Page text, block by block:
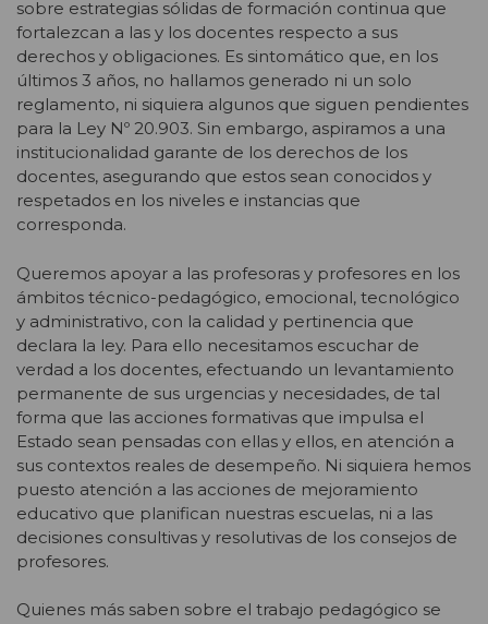
sobre estrategias sólidas de formación continua que
fortalezcan a las y los docentes respecto a sus
derechos y obligaciones. Es sintomático que, en los
últimos 3 años, no hallamos generado ni un solo
reglamento, ni siquiera algunos que siguen pendientes
para la Ley Nº 20.903. Sin embargo, aspiramos a una
institucionalidad garante de los derechos de los
docentes, asegurando que estos sean conocidos y
respetados en los niveles e instancias que
corresponda.
Queremos apoyar a las profesoras y profesores en los
ámbitos técnico-pedagógico, emocional, tecnológico
y administrativo, con la calidad y pertinencia que
declara la ley. Para ello necesitamos escuchar de
verdad a los docentes, efectuando un levantamiento
permanente de sus urgencias y necesidades, de tal
forma que las acciones formativas que impulsa el
Estado sean pensadas con ellas y ellos, en atención a
sus contextos reales de desempeño. Ni siquiera hemos
puesto atención a las acciones de mejoramiento
educativo que planifican nuestras escuelas, ni a las
decisiones consultivas y resolutivas de los consejos de
profesores.
Quienes más saben sobre el trabajo pedagógico se